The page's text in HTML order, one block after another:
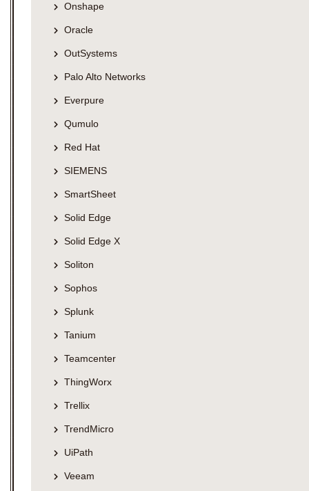
Onshape
Oracle
OutSystems
Palo Alto Networks
Everpure
Qumulo
Red Hat
SIEMENS
SmartSheet
Solid Edge
Solid Edge X
Soliton
Sophos
Splunk
Tanium
Teamcenter
ThingWorx
Trellix
TrendMicro
UiPath
Veeam